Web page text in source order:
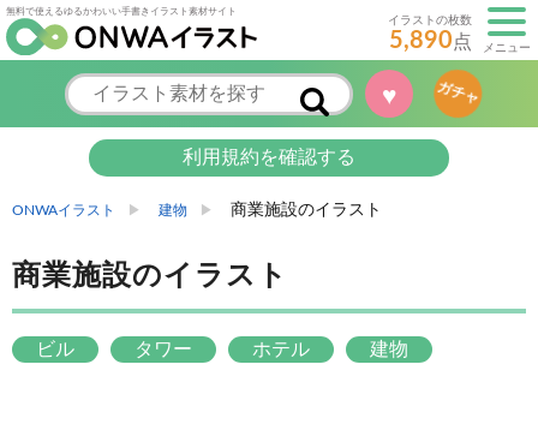
無料で使えるゆるかわいい手書きイラスト素材サイト
イラストの枚数
5,890点 メニュー
♥ ガチャ
利用規約を確認する
ONWAイラスト 建物 商業施設のイラスト
商業施設のイラスト
ビル タワー ホテル 建物